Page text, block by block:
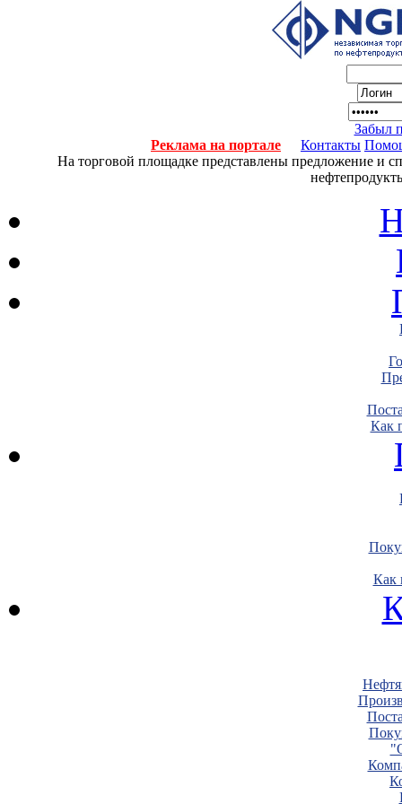
Забыл
Реклама на портале
Контакты
На торговой площадке представлены предложение и
Как
Как